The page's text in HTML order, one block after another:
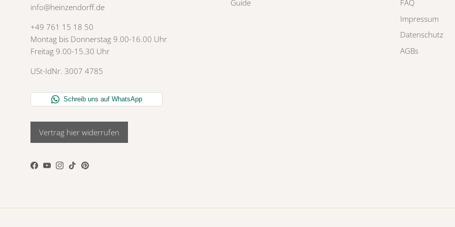
info@heinzendorff.de
+49 761 15 18 50
Montag bis Donnerstag 9.00-16.00 Uhr
Freitag 9.00-15.30 Uhr
USt-IdNr. 3007 4785
Vertrag hier widerrufen
Facebook
YouTube
Instagram
TikTokPinterest
Guide
FAQ
Impressum
Datenschutz
AGBs